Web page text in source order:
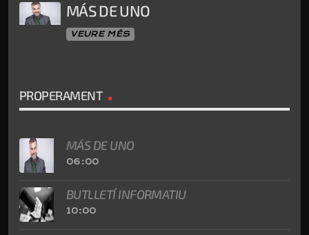
MÁS DE UNO
VEURE MÉS
PROPERAMENT
MÁS DE UNO
06:00
BUTLLETÍ INFORMATIU
10:00